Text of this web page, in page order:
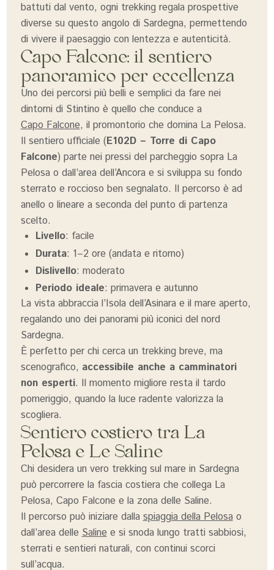
battuti dal vento, ogni trekking regala prospettive
diverse su questo angolo di Sardegna, permettendo
di vivere il paesaggio con lentezza e autenticità.
Capo Falcone: il sentiero
panoramico per eccellenza
Uno dei percorsi più belli e semplici da fare nei
dintorni di Stintino è quello che conduce a
Capo Falcone, il promontorio che domina La Pelosa.
Il sentiero ufficiale (E102D – Torre di Capo
Falcone) parte nei pressi del parcheggio sopra La
Pelosa o dall’area dell’Ancora e si sviluppa su fondo
sterrato e roccioso ben segnalato. Il percorso è ad
anello o lineare a seconda del punto di partenza
scelto.
Livello: facile
Durata: 1–2 ore (andata e ritorno)
Dislivello: moderato
Periodo ideale: primavera e autunno
La vista abbraccia l’Isola dell’Asinara e il mare aperto,
regalando uno dei panorami più iconici del nord
Sardegna.
È perfetto per chi cerca un trekking breve, ma
scenografico, accessibile anche a camminatori
non esperti. Il momento migliore resta il tardo
pomeriggio, quando la luce radente valorizza la
scogliera.
Sentiero costiero tra La
Pelosa e Le Saline
Chi desidera un vero trekking sul mare in Sardegna
può percorrere la fascia costiera che collega La
Pelosa, Capo Falcone e la zona delle Saline.
Il percorso può iniziare dallaspiaggia della Pelosao
dall’area delleSalinee si snoda lungo tratti sabbiosi,
sterrati e sentieri naturali, con continui scorci
sull’acqua.